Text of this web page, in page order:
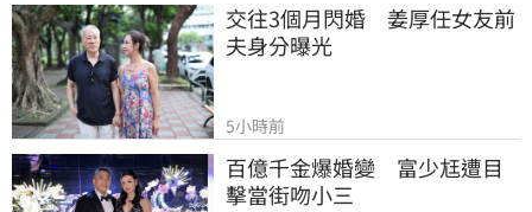
交往3個月閃婚　姜厚任女友前
夫身分曝光
5小時前
百億千金爆婚變　富少尪遭目
擊當街吻小三